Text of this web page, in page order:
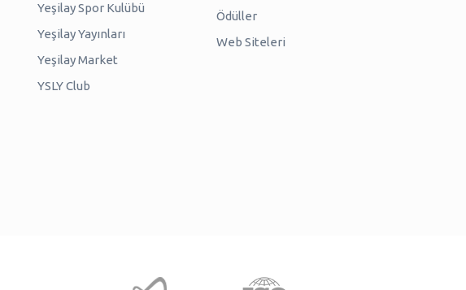
Yeşilay Spor Kulübü
Yeşilay Yayınları
Yeşilay Market
YSLY Club
Ödüller
Web Siteleri